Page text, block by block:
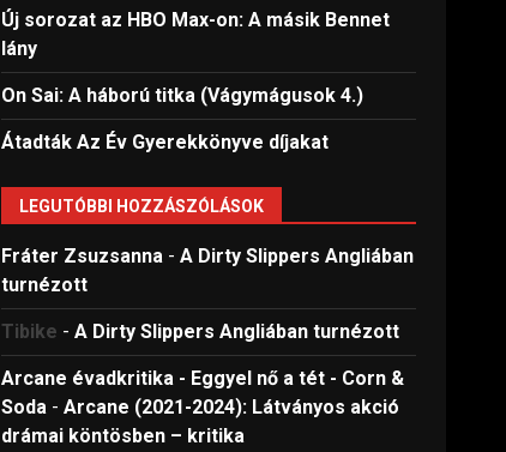
Új sorozat az HBO Max-on: A másik Bennet
lány
On Sai: A ​háború titka (Vágymágusok 4.)
Átadták Az Év Gyerekkönyve díjakat
LEGUTÓBBI HOZZÁSZÓLÁSOK
Fráter Zsuzsanna -A Dirty Slippers Angliában
turnézott
Tibike -A Dirty Slippers Angliában turnézott
Arcane évadkritika - Eggyel nő a tét - Corn &
Soda -Arcane (2021-2024): Látványos akció
drámai köntösben – kritika